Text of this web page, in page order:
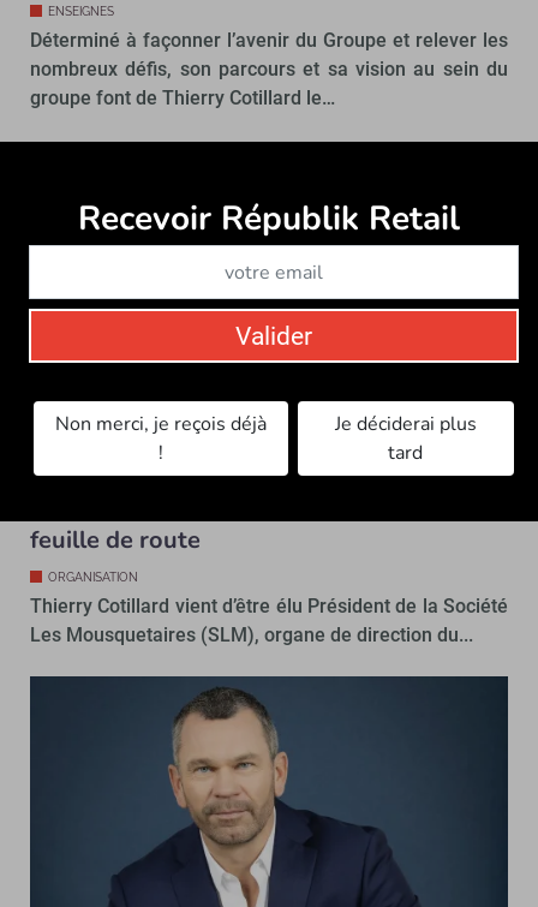
ENSEIGNES
Déterminé à façonner l’avenir du Groupe et relever les
nombreux défis, son parcours et sa vision au sein du
groupe font de Thierry Cotillard le…
Groupement Les Mousquetaires : Thierry
feuille de route
ORGANISATION
Thierry Cotillard vient d’être élu Président de la Société
Les Mousquetaires (SLM), organe de direction du...
Recevoir Républik Retail
Valider
Non merci, je reçois déjà
!
Je déciderai plus
tard